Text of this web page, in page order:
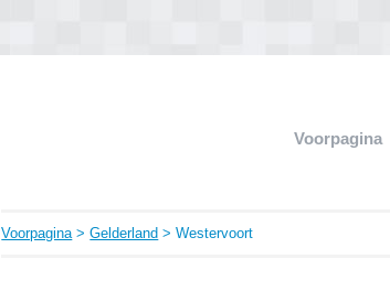
Voorpagina
Voorpagina>Gelderland > Westervoort